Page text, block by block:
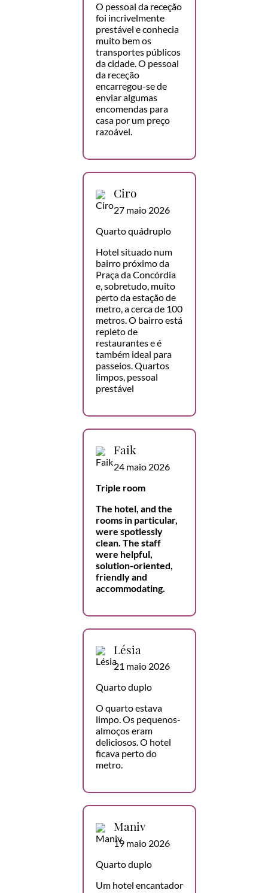
O pessoal da receção
foi incrivelmente
prestável e conhecia
muito bem os
transportes públicos
da cidade. O pessoal
da receção
encarregou-se de
enviar algumas
encomendas para
casa por um preço
razoável.
Ciro
27 maio 2026
Quarto quádruplo
Hotel situado num
bairro próximo da
Praça da Concórdia
e, sobretudo, muito
perto da estação de
metro, a cerca de 100
metros. O bairro está
repleto de
restaurantes e é
também ideal para
passeios. Quartos
limpos, pessoal
prestável
Faik
24 maio 2026
Triple room
The hotel, and the
rooms in particular,
were spotlessly
clean. The staff
were helpful,
solution-oriented,
friendly and
accommodating.
Lésia
21 maio 2026
Quarto duplo
O quarto estava
limpo. Os pequenos-
almoços eram
deliciosos. O hotel
ficava perto do
metro.
Maniv
19 maio 2026
Quarto duplo
Um hotel encantador